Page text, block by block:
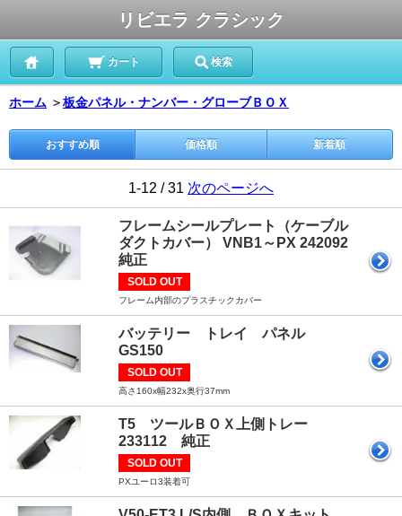
リビエラ クラシック
カート 検索
ホーム ＞板金パネル・ナンバー・グローブＢＯＸ
おすすめ順 価格順 新着順
1-12 / 31 次のページへ
フレームシールプレート（ケーブル
ダクトカバー） VNB1～PX 242092
純正
SOLD OUT
フレーム内部のプラスチックカバー
バッテリー トレイ パネル
GS150
SOLD OUT
高さ160x幅232x奥行37mm
T5 ツールＢＯＸ上側トレー
233112 純正
SOLD OUT
PXユーロ3装着可